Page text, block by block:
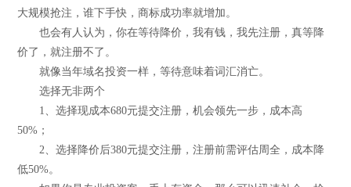
大规模抢注，谁下手快，商标成功率就增加。
也会有人认为，你在等待降价，我有钱，我先注册，真等降
价了，就注册不了。
就像当年域名投资一样，等待意味着词汇消亡。
选择无非两个
1、选择现成本680元提交注册，机会领先一步，成本高
50%；
2、选择降价后380元提交注册，注册前需评估周全，成本降
低50%。